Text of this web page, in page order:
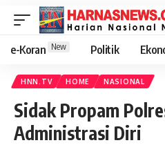
e-Koran New Politik
HNN.TV HOME NASIONAL
Sidak Propam
Administrasi Diri